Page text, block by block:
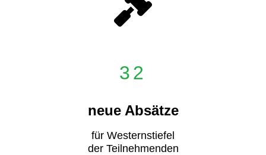
32
neue Absätze
für Westernstiefel
der Teilnehmenden